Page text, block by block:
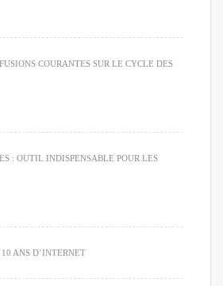
COURANTES SUR LE CYCLE DES
: OUTIL INDISPENSABLE POUR LES
ANS D’INTERNET